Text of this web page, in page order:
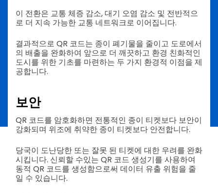
이 전환은 교통 체증 감소, 대기 오염 감소 및 전반적으
로 더 지속 가능한 교통 네트워크로 이어집니다.
결과적으로 QR 코드는 종이 폐기물을 줄이고 도로에서
의 배출을 완화하여 앞으로 더 깨끗하고 환경 친화적인
도시를 위한 기초를 마련하는 두 가지 환경적 이점을 제
공합니다.
보안
QR 코드를 암호화하면 전통적인 종이 티켓보다 보안이
강화되며 위조에 취약한 종이 티켓보다 안전합니다.
당국이 도난당한 또는 잘못 된 티켓에 대한 우려를 완화
시킵니다. 신뢰할 수있는 QR 코드 생성기를 사용하여
동적 QR 코드를 생성함으로써 데이터 유출 위험을 줄
일 수 있습니다.